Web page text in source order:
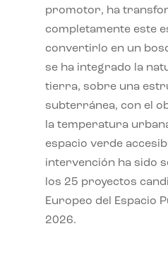
promotor, ha
completamente este
convertirlo en un
se ha integrado la
tierra, sobre una
subterránea, con el
la temperatura
espacio verde
intervención ha sido
los 25 proyectos
Europeo del Espacio
2026.